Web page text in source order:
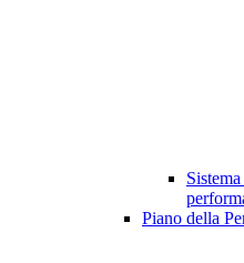
Piano della